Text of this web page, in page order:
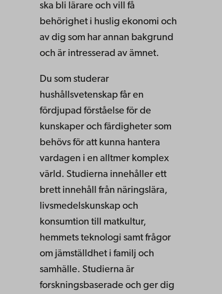
ska bli lärare och vill få
behörighet i huslig ekonomi och
av dig som har annan bakgrund
och är intresserad av ämnet.
Du som studerar
hushållsvetenskap får en
fördjupad förståelse för de
kunskaper och färdigheter som
behövs för att kunna hantera
vardagen i en alltmer komplex
värld. Studierna innehåller ett
brett innehåll från näringslära,
livsmedelskunskap och
konsumtion till matkultur,
hemmets teknologi samt frågor
om jämställdhet i familj och
samhälle. Studierna är
forskningsbaserade och ger dig